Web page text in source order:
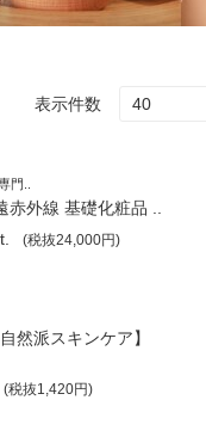
表示件数
門..
赤外線 基礎化粧品 ..
(税抜24,000円)
然派スキンケア】
(税抜1,420円)